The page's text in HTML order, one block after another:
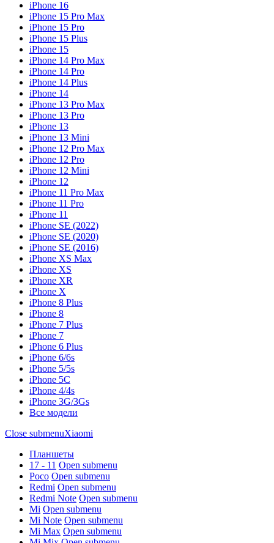
iPhone 16
iPhone 15 Pro Max
iPhone 15 Pro
iPhone 15 Plus
iPhone 15
iPhone 14 Pro Max
iPhone 14 Pro
iPhone 14 Plus
iPhone 14
iPhone 13 Pro Max
iPhone 13 Pro
iPhone 13
iPhone 13 Mini
iPhone 12 Pro Max
iPhone 12 Pro
iPhone 12 Mini
iPhone 12
iPhone 11 Pro Max
iPhone 11 Pro
iPhone 11
iPhone SE (2022)
iPhone SE (2020)
iPhone SE (2016)
iPhone XS Max
iPhone XS
iPhone XR
iPhone X
iPhone 8 Plus
iPhone 8
iPhone 7 Plus
iPhone 7
iPhone 6 Plus
iPhone 6/6s
iPhone 5/5s
iPhone 5C
iPhone 4/4s
iPhone 3G/3Gs
Все модели
Close submenuXiaomi
Планшеты
17 - 11 Open submenu
Poco Open submenu
Redmi Open submenu
Redmi Note Open submenu
Mi Open submenu
Mi Note Open submenu
Mi Max Open submenu